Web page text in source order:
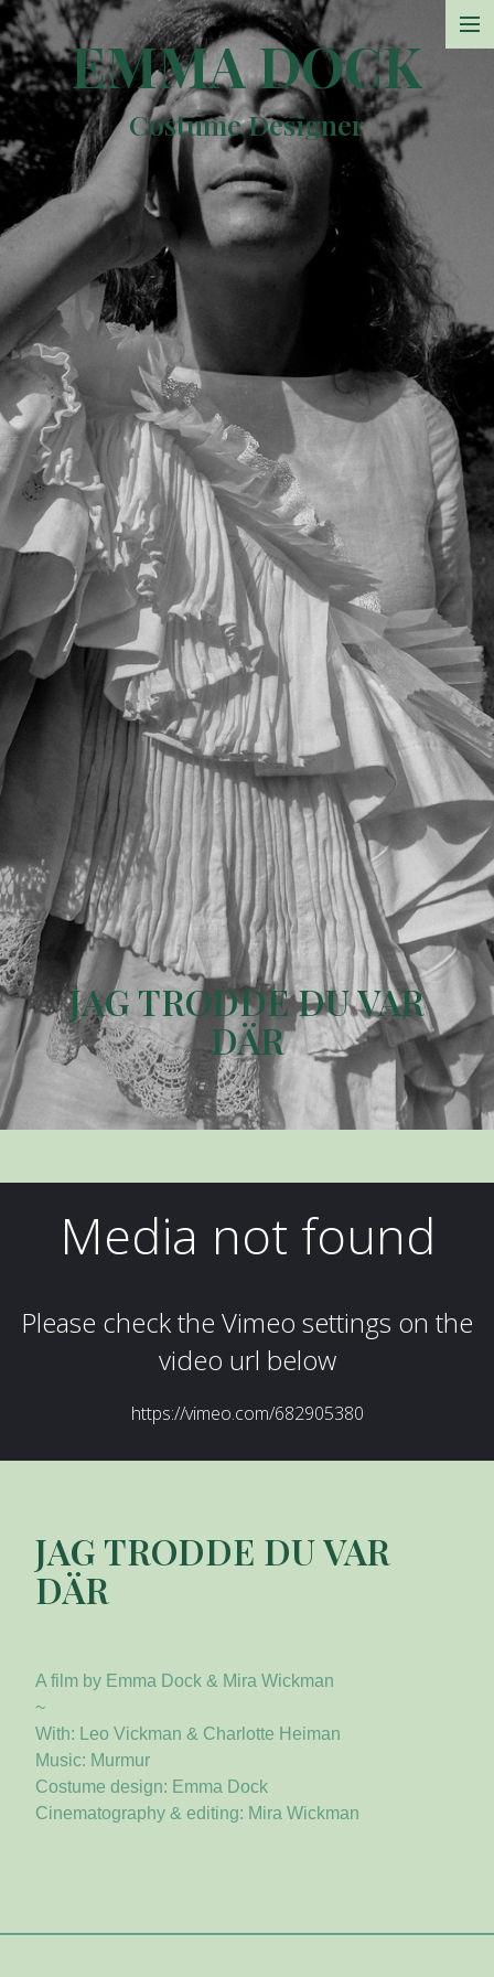
EMMA DOCK
Costume Designer
Projects
Photos
Sketchbook
Resume
Contact
JAG TRODDE DU VAR
DÄR
JAG TRODDE DU VAR
DÄR
A film by Emma Dock & Mira Wickman
~
With: Leo Vickman & Charlotte Heiman
Music: Murmur
Costume design: Emma Dock
Cinematography & editing: Mira Wickman